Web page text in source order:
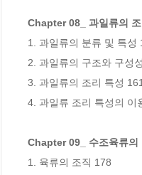
Chapter 08_ 과일류의
1. 과일류의 분류 및 특성
2. 과일류의 구조와 구성
3. 과일류의 조리 특성 161
4. 과일류 조리 특성의 이
Chapter 09_ 수조육류의
1. 육류의 조직 178